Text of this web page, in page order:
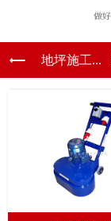
地坪施工...